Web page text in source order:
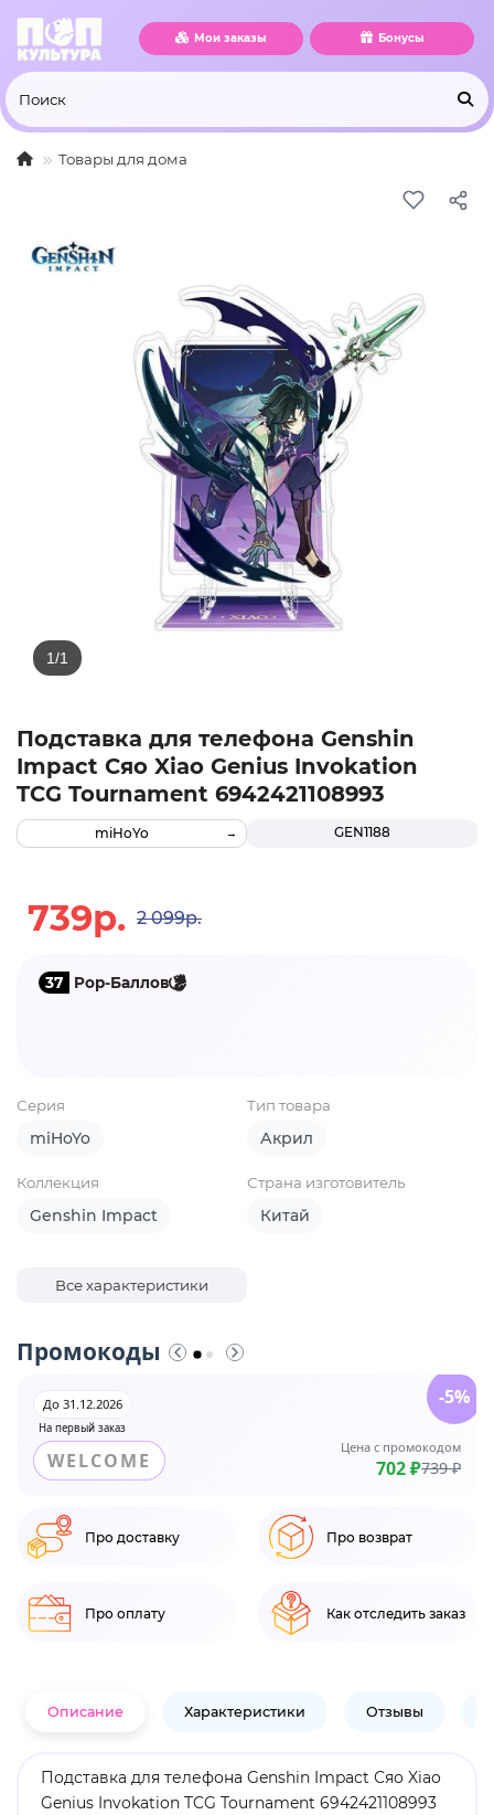
Мои заказы Бонусы
Товары для дома
Подставка для телефона Genshin
Impact Сяо Xiao Genius Invokation
TCG Tournament 6942421108993
GEN1188
miHoYo
739р. 2 099р.
37 Pop-Баллов
Серия
miHoYo
Тип товара
Акрил
Коллекция
Genshin Impact
Страна изготовитель
Китай
Все характеристики
Промокоды
На первый заказ
До 31.12.2026
WELCOME
Цена с промокодом
702 ₽739 ₽
-5%
Про доставку Про возврат
Про оплату Как отследить заказ
Описание Характеристики Отзывы
Подставка для телефона Genshin Impact Сяо Xiao
Genius Invokation TCG Tournament 6942421108993